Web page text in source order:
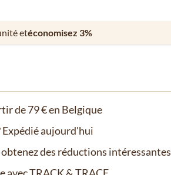
etéconomisez 3%
de 79 € en Belgique
Expédié aujourd'hui
des réductions intéressantes